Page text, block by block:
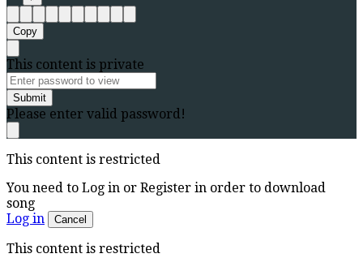
Copy
This content is private
Submit
Please enter valid password!
This content is restricted
You need to Log in or Register in order to download
song
Log in
Cancel
This content is restricted